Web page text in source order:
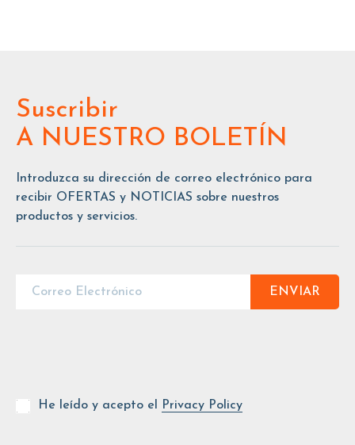
Suscribir
A NUESTRO BOLETÍN
Introduzca su dirección de correo electrónico para
recibir OFERTAS y NOTICIAS sobre nuestros
productos y servicios.
ENVIAR
He leído y acepto el Privacy Policy